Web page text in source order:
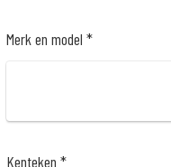
Merk en model *
Kenteken *